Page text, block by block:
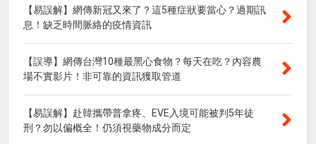
【易誤解】網傳新冠又來了？這5種症狀要當心？過期訊
息！缺乏時間脈絡的疫情資訊
【誤導】網傳台灣10種最黑心食物？每天在吃？內容農
場不實影片！非可靠的資訊獲取管道
【易誤解】赴韓攜帶普拿疼、EVE入境可能被判5年徒
刑？勿以偏概全！仍須視藥物成分而定